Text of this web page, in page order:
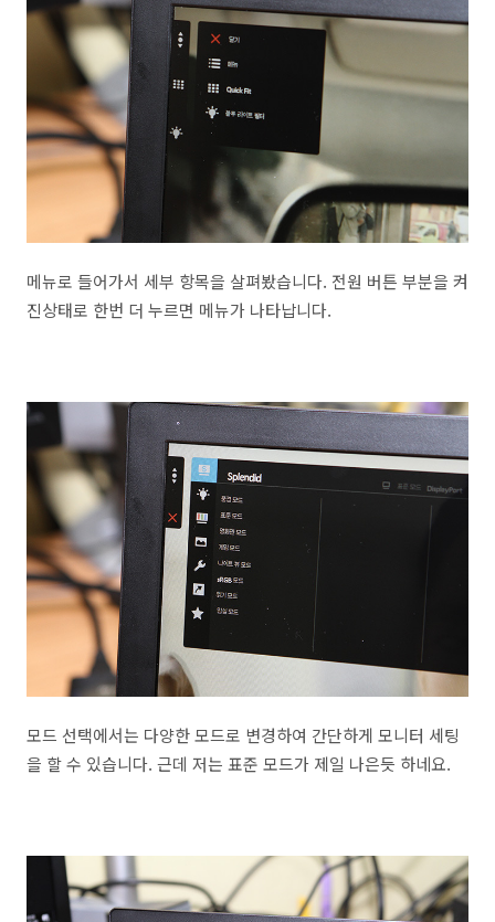
메뉴로 들어가서 세부 항목을 살펴봤습니다. 전원 버튼 부분을 켜
진상태로 한번 더 누르면 메뉴가 나타납니다.
모드 선택에서는 다양한 모드로 변경하여 간단하게 모니터 세팅
을 할 수 있습니다. 근데 저는 표준 모드가 제일 나은듯 하네요.